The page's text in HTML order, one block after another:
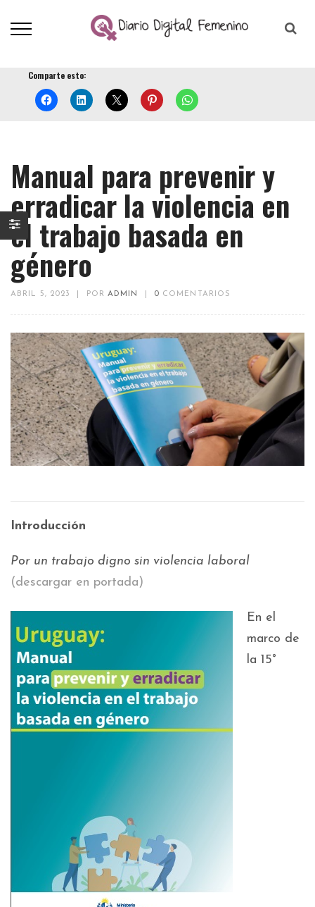
Comparte esto:
Manual para prevenir y
erradicar la violencia en
el trabajo basada en
género
ABRIL 5, 2023 PORADMIN 0 COMENTARIOS
Introducción
Por un trabajo digno sin violencia laboral
(descargar en portada)
En el
marco de
la 15°